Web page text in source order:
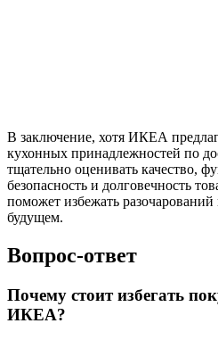
В заключение, хотя ИКЕА
кухонных принадлежностей по
тщательно оценивать качество,
безопасность и долговечность
поможет избежать
будущем.
Вопрос-ответ
Почему стоит избегать
ИКЕА?